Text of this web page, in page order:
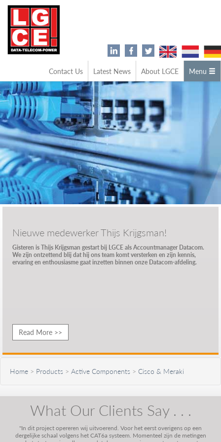
Contact Us Latest News About LGCE Menu
Nieuwe medewerker Thijs Krijgsman!
Gisteren is Thijs Krijgsman gestart bij LGCE als Accountmanager Datacom.
We zijn ontzettend blij dat hij ons team komt versterken en zijn kennis,
ervaring en enthousiasme gaat inzetten binnen onze Datacom-afdeling.
Read More >>
Home > Products > Active Components > Cisco & Meraki
What Our Clients Say . . .
"In dit project opereren wij uitvoerend. Voor het eerst overigens op een
dergelijke schaal volgens het CAT6a systeem. Momenteel zijn de metingen